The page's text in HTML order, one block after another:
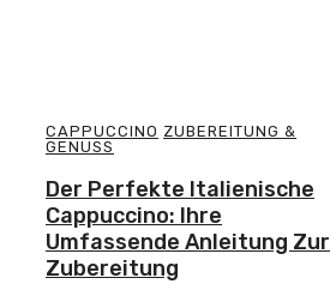
CAPPUCCINO ZUBEREITUNG &
GENUSS
Der Perfekte Italienische
Cappuccino: Ihre
Umfassende Anleitung Zur
Zubereitung